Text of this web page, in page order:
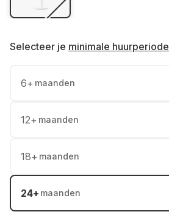
Selecteer je minimale huurperiode
6+ maanden
12+ maanden
18+ maanden
24+ maanden